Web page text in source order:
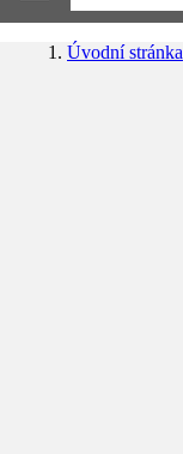
Úvodní stránka